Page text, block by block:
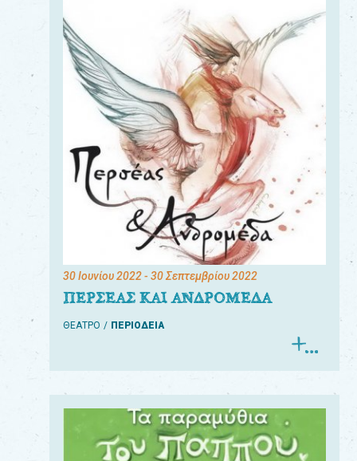
30 Ιουνίου 2022- 30 Σεπτεμβρίου 2022
ΠΕΡΣΕΑΣ ΚΑΙ ΑΝΔΡΟΜΕΔΑ
ΘΕΑΤΡΟ ΠΕΡΙΟΔΕΙΑ